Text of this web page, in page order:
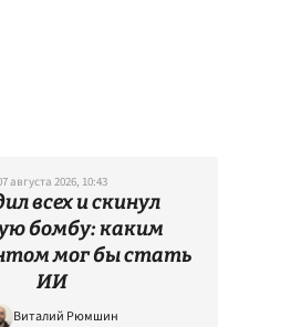
августа 2026, 10:43
всех и скинул
бомбу: каким
мог бы стать
ИИ
Виталий Рюмшин